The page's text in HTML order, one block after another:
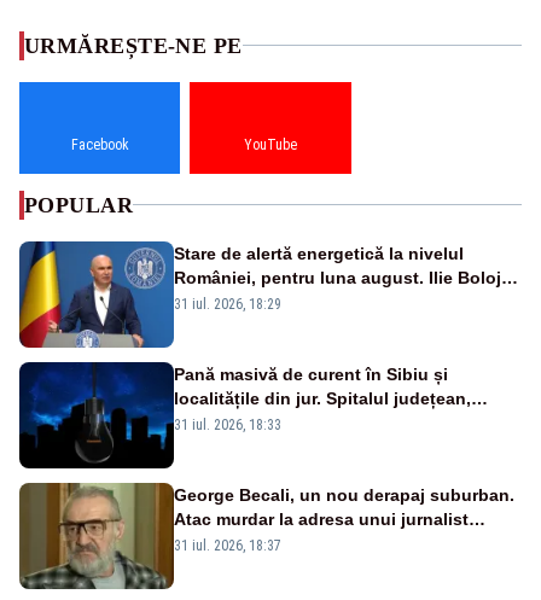
URMĂREȘTE-NE PE
Facebook YouTube
POPULAR
Stare de alertă energetică la nivelul
României, pentru luna august. Ilie Bolojan
a anunțat importuri și posibile restricții –
31 iul. 2026, 18:29
Pană masivă de curent în Sibiu și
localitățile din jur. Spitalul județean,
semafoarele, rețelele de telefonie, grav
31 iul. 2026, 18:33
George Becali, un nou derapaj suburban.
Atac murdar la adresa unui jurnalist
sportiv – AUDIO
31 iul. 2026, 18:37